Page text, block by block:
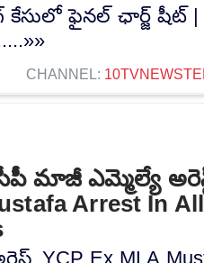
ఫైనల్ ఛార్జ్ షీట్ |
CHANNEL:
మాజీ ఎమ్మెల్యే
Arrest In
Ex MLA